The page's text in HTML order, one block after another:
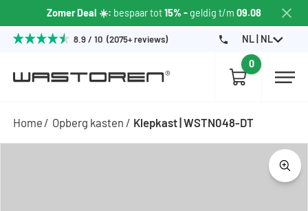
Zomer Deal ☀️: bespaar tot15% -geldig t/m 09.08
8.9 / 10 (2075+ reviews) NL | NL
0
Home Opberg kasten Klepkast | WSTN048-DT